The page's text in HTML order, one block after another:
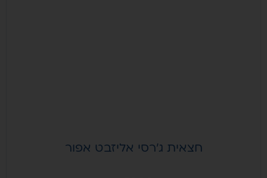
חצאית ג’רסי אליזבט אפור